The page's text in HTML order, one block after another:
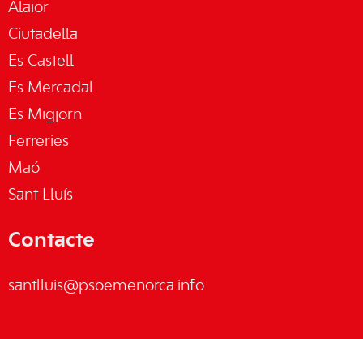
Alaior
Ciutadella
Es Castell
Es Mercadal
Es Migjorn
Ferreries
Maó
Sant Lluís
Contacte
santlluis@psoemenorca.info